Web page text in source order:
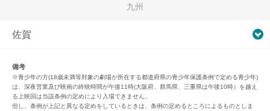
九州
佐賀
備考
※青少年の方(18歳未満等対象の劇場が所在する都道府県の青少年保護条例で定める青少年)
は、深夜営業及び映画の終映時間が午後11時(大阪府、群馬県、三重県は午後10時）を越え
る上映回は当該条例の定めにより入場できません。
但し、条例が上記と異なる定めをしているときは、条例の定めるところによるものとしま